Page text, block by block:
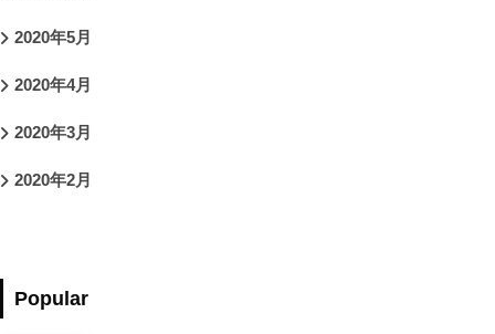
2020年5月
2020年4月
2020年3月
2020年2月
Popular